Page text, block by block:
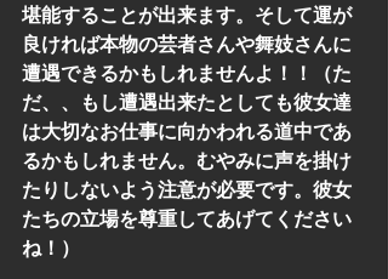
堪能することが出来ます。そして運が
良ければ本物の芸者さんや舞妓さんに
遭遇できるかもしれませんよ！！（た
だ、、もし遭遇出来たとしても彼女達
は大切なお仕事に向かわれる道中であ
るかもしれません。むやみに声を掛け
たりしないよう注意が必要です。彼女
たちの立場を尊重してあげてください
ね！）